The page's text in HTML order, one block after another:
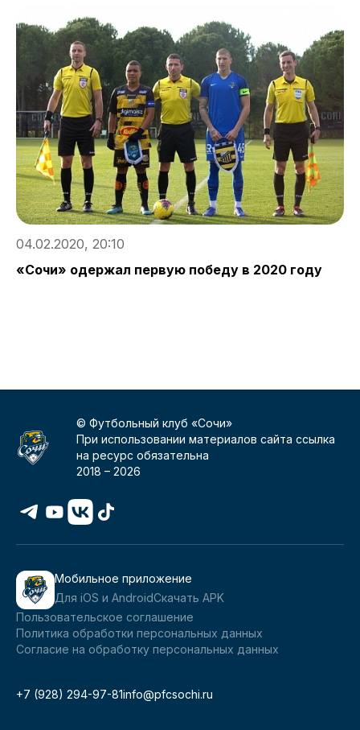
04.02.2020, 20:10
«Сочи» одержал первую победу в 2020 году
© Футбольный клуб «Сочи»
При использовании материалов сайта ссылка
на ресурс обязательна
2018 –2026
Мобильное приложение
Для iOS и AndroidСкачать APK
Пользовательское соглашение
Политика обработки персональных данных
Согласие на обработку персональных данных
+7 (928) 294-97-81info@pfcsochi.ru